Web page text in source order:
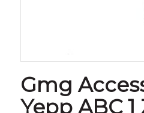
Gmg
Yepp ABC